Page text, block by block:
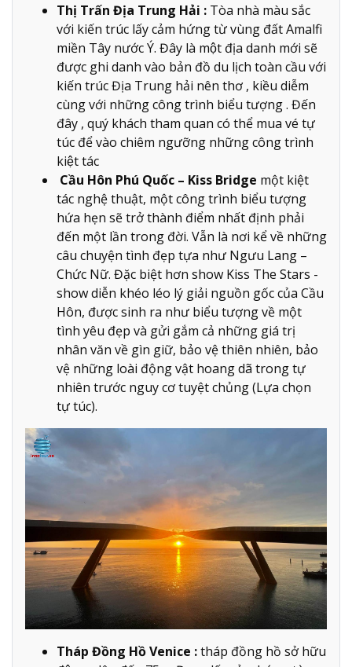
Thị Trấn Địa Trung Hải : Tòa nhà màu sắc
với kiến trúc lấy cảm hứng từ vùng đất Amalfi
miền Tây nước Ý. Đây là một địa danh mới sẽ
được ghi danh vào bản đồ du lịch toàn cầu với
kiến trúc Địa Trung hải nên thơ , kiều diễm
cùng với những công trình biểu tượng . Đến
đây , quý khách tham quan có thể mua vé tự
túc để vào chiêm ngưỡng những công trình
kiệt tác
Cầu Hôn Phú Quốc – Kiss Bridge một kiệt
tác nghệ thuật, một công trình biểu tượng
hứa hẹn sẽ trở thành điểm nhất định phải
đến một lần trong đời. Vẫn là nơi kể về những
câu chuyện tình đẹp tựa như Ngưu Lang –
Chức Nữ. Đặc biệt hơn show Kiss The Stars -
show diễn khéo léo lý giải nguồn gốc của Cầu
Hôn, được sinh ra như biểu tượng về một
tình yêu đẹp và gửi gắm cả những giá trị
nhân văn về gìn giữ, bảo vệ thiên nhiên, bảo
vệ những loài động vật hoang dã trong tự
nhiên trước nguy cơ tuyệt chủng (Lựa chọn
tự túc).
Tháp Đồng Hồ Venice :tháp đồng hồ sở hữu